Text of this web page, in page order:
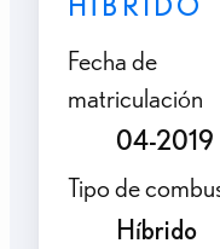
Fecha de
matriculación
04-2019
Tipo de
Híbrido